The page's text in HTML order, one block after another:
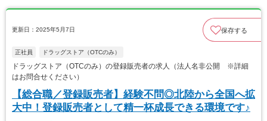
更新日：2025年5月7日 保存する
正社員 ドラッグストア（OTCのみ）
ドラッグストア（OTCのみ）の登録販売者の求人（法人名非公開 ※詳細
はお問合せください）
【総合職／登録販売者】経験不問◎北陸から全国へ拡
大中！登録販売者として精一杯成長できる環境です♪